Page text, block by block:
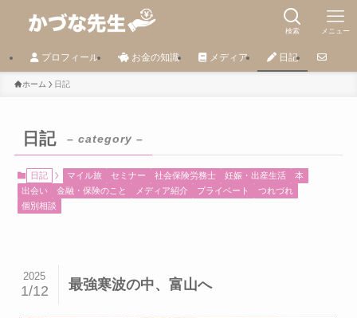
検索 メニュー
プロフィール お金の知識 メディア 日記
ホーム 日記
日記 – category –
日記 マイル旅 セミナー 社会保険労務士 妊娠・出産生活
本
出会い
金融・保険のこと メディア紹介 プライベート
つれづれ
個別相談
最強寒波の中、富山へ
2025
1/12